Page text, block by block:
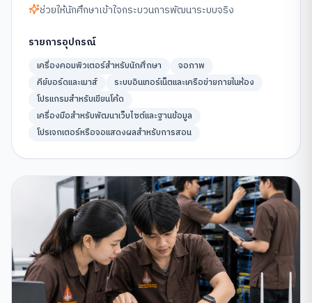
ช่วยให้นักศึกษาเข้าใจกระบวนการพัฒนาระบบจริง
รายการอุปกรณ์
เครื่องคอมพิวเตอร์สำหรับนักศึกษา
จอภาพ
คีย์บอร์ดและเมาส์
ระบบอินเทอร์เน็ตและเครือข่ายภายในห้อง
โปรแกรมสำหรับเขียนโค้ด
เครื่องมือสำหรับพัฒนาเว็บไซต์และฐานข้อมูล
โปรเจกเตอร์หรือจอแสดงผลสำหรับการสอน